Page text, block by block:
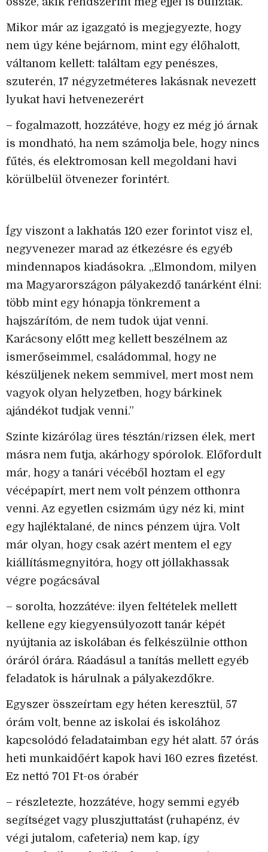
Mikor már az igazgató is megjegyezte, hogy
nem úgy kéne bejárnom, mint egy élőhalott,
váltanom kellett: találtam egy penészes,
szuterén, 17 négyzetméteres lakásnak nevezett
lyukat havi hetvenezerért
– fogalmazott, hozzátéve, hogy ez még jó árnak
is mondható, ha nem számolja bele, hogy nincs
fűtés, és elektromosan kell megoldani havi
körülbelül ötvenezer forintért.
Így viszont a lakhatás 120 ezer forintot visz el,
negyvenezer marad az étkezésre és egyéb
mindennapos kiadásokra. „Elmondom, milyen
ma Magyarországon pályakezdő tanárként élni:
több mint egy hónapja tönkrement a
hajszárítóm, de nem tudok újat venni.
Karácsony előtt meg kellett beszélnem az
ismerőseimmel, családommal, hogy ne
készüljenek nekem semmivel, mert most nem
vagyok olyan helyzetben, hogy bárkinek
ajándékot tudjak venni.”
Szinte kizárólag üres tésztán/rizsen élek, mert
másra nem futja, akárhogy spórolok. Előfordult
már, hogy a tanári vécéből hoztam el egy
vécépapírt, mert nem volt pénzem otthonra
venni. Az egyetlen csizmám úgy néz ki, mint
egy hajléktalané, de nincs pénzem újra. Volt
már olyan, hogy csak azért mentem el egy
kiállításmegnyitóra, hogy ott jóllakhassak
végre pogácsával
– sorolta, hozzátéve: ilyen feltételek mellett
kellene egy kiegyensúlyozott tanár képét
nyújtania az iskolában és felkészülnie otthon
óráról órára. Ráadásul a tanítás mellett egyéb
feladatok is hárulnak a pályakezdőkre.
Egyszer összeírtam egy héten keresztül, 57
órám volt, benne az iskolai és iskolához
kapcsolódó feladataimban egy hét alatt. 57 órás
heti munkaidőért kapok havi 160 ezres fizetést.
Ez nettó 701 Ft-os órabér
– részletezte, hozzátéve, hogy semmi egyéb
segítséget vagy pluszjuttatást (ruhapénz, év
végi jutalom, cafeteria) nem kap, így